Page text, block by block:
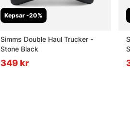
Kepsar -20%
Simms Double Haul Trucker -
Stone Black
349 kr